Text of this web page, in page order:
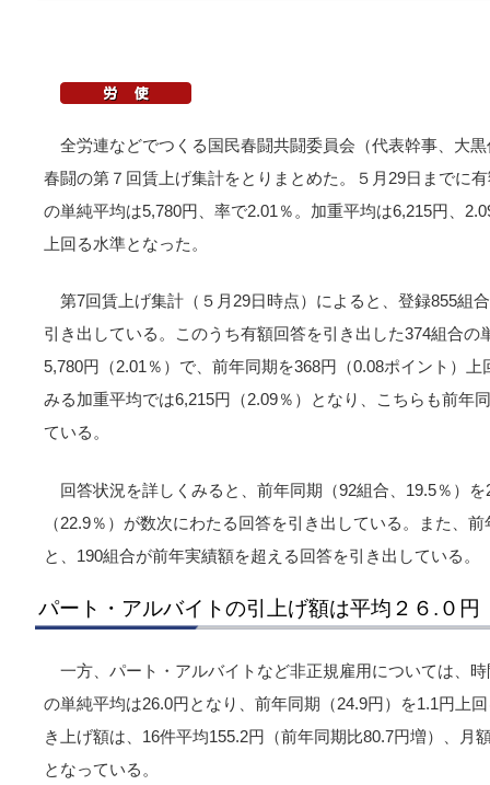
全労連などでつくる国民春闘共闘委員会（代表幹事、大
春闘の第７回賃上げ集計をとりまとめた。５月29日までに
の単純平均は5,780円、率で2.01％。加重平均は6,215円、
上回る水準となった。
第7回賃上げ集計（５月29日時点）によると、登録855組
引き出している。このうち有額回答を引き出した374組合の
5,780円（2.01％）で、前年同期を368円（0.08ポイント）
みる加重平均では6,215円（2.09％）となり、こちらも前年
ている。
回答状況を詳しくみると、前年同期（92組合、19.5％）
（22.9％）が数次にわたる回答を引き出している。また、
と、190組合が前年実績額を超える回答を引き出している。
パート・アルバイトの引上げ額は平均２６.０円
一方、パート・アルバイトなど非正規雇用については、
の単純平均は26.0円となり、前年同期（24.9円）を1.1円上
き上げ額は、16件平均155.2円（前年同期比80.7円増）、月
となっている。